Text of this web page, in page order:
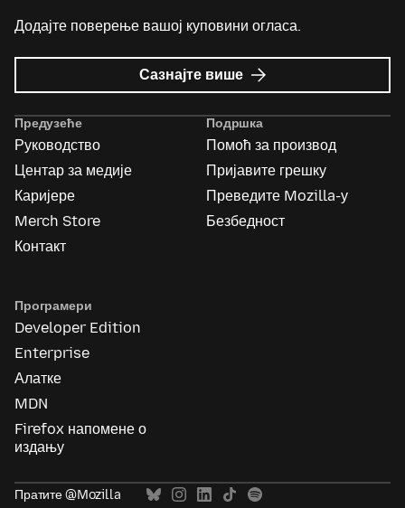
Додајте поверење вашој куповини огласа.
Сазнајте више о
Mozilla
Предузеће
Руководство
Центар за медије
Каријере
Merch Store
Контакт
Подршка
Помоћ за производ
Пријавите грешку
Преведите Mozilla-у
Безбедност
Програмери
Developer Edition
Enterprise
Алатке
MDN
Firefox напомене о
издању
Пратите @Mozilla